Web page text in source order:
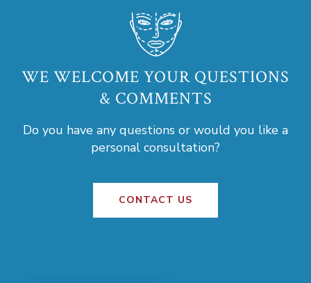
WE WELCOME YOUR QUESTIONS
& COMMENTS
Do you have any questions or would you like a
personal consultation?
CONTACT US